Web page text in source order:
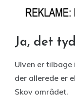
Ja, det
Ulven er
der allerede er
Skov området.